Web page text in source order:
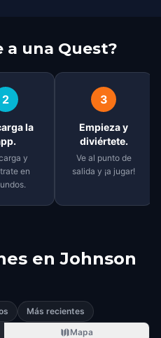
a una Quest?
2
la
y
en
3
Empieza y
diviértete.
Ve al punto de
salida y ¡a jugar!
en Johnson
Más recientes
Mapa